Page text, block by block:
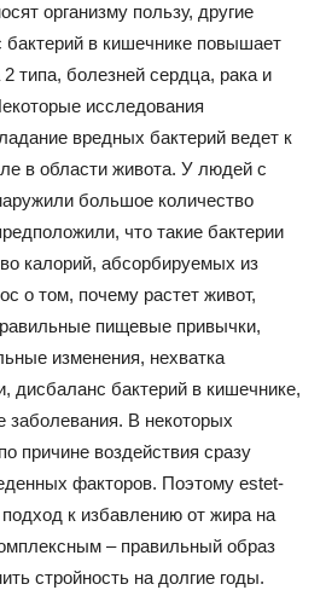
организму пользу, другие
бактерий в кишечнике повышает
типа, болезней сердца, рака и
исследования
вредных бактерий ведет к
в области живота. У людей с
большое количество
что такие бактерии
калорий, абсорбируемых из
о том, почему растет живот,
пищевые привычки,
изменения, нехватка
дисбаланс бактерий в кишечнике,
заболевания. В некоторых
причине воздействия сразу
факторов. Поэтому estet-
подход к избавлению от жира на
– правильный образ
стройность на долгие годы.